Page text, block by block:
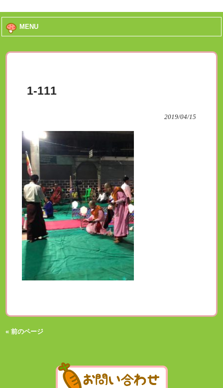
MENU
1-111
2019/04/15
« 前のページ